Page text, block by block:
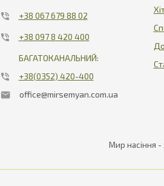
+38 067 679 88 02
+38 097 8 420 400
БАГАТОКАНАЛЬНИЙ:
+38(0352) 420-400
office@mirsemyan.com.ua
Мир насіння -